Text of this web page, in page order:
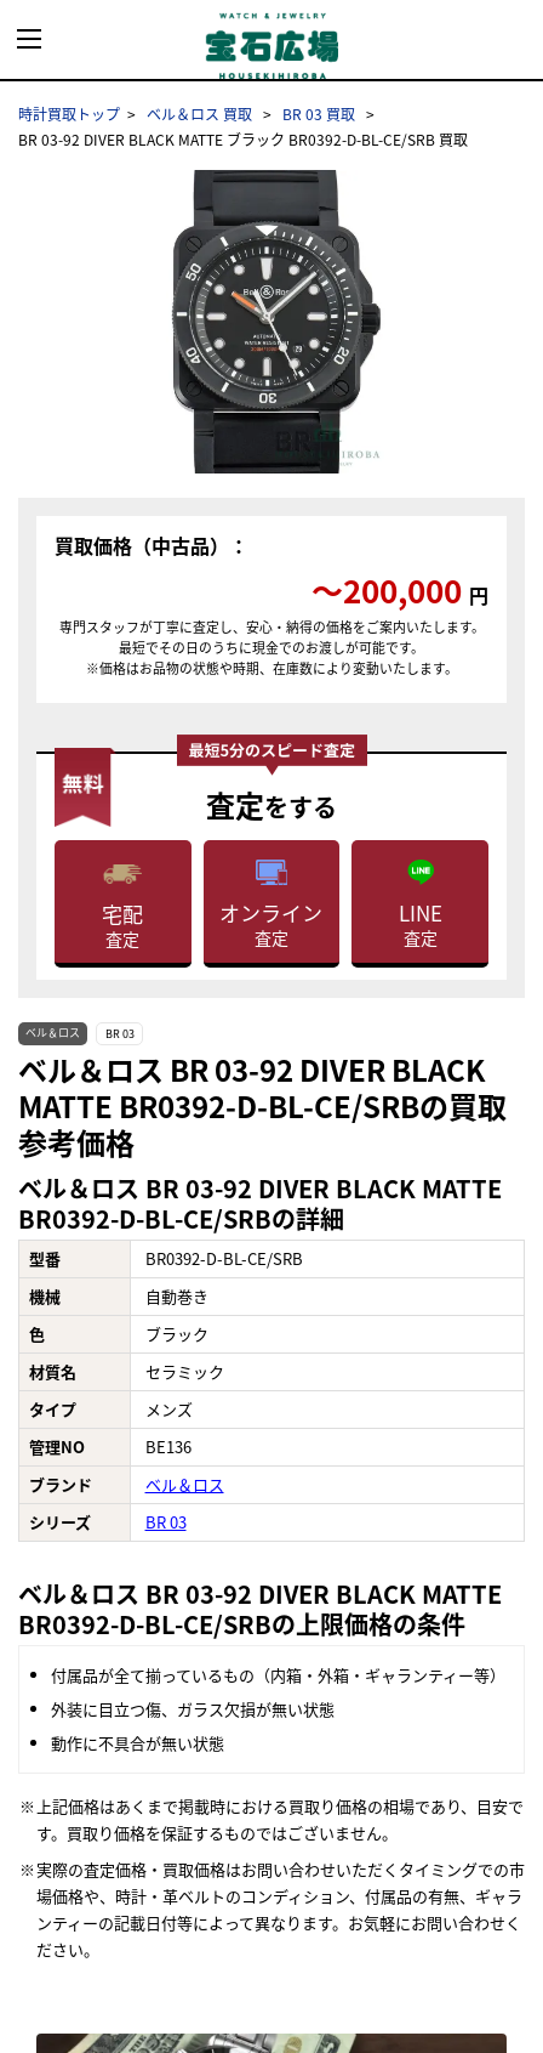
時計買取トップ ベル＆ロス 買取
BR 03 買取
BR 03-92 DIVER BLACK MATTE ブラック BR0392-D-BL-CE/SRB 買取
買取価格（中古品）：
〜200,000 円
専門スタッフが丁寧に査定し、安心・納得の価格をご案内いたします。
最短でその日のうちに現金でのお渡しが可能です。
※価格はお品物の状態や時期、在庫数により変動いたします。
査定をする
宅配
査定
オンライン
査定
LINE
査定
ベル＆ロス BR 03
ベル＆ロス BR 03-92 DIVER BLACK
MATTE BR0392-D-BL-CE/SRBの買取
参考価格
ベル＆ロス BR 03-92 DIVER BLACK MATTE
BR0392-D-BL-CE/SRBの詳細
型番
BR0392-D-BL-CE/SRB
機械
自動巻き
色
ブラック
材質名
セラミック
タイプ
メンズ
管理NO
BE136
ブランド
ベル＆ロス
シリーズ
BR 03
ベル＆ロス BR 03-92 DIVER BLACK MATTE
BR0392-D-BL-CE/SRBの上限価格の条件
付属品が全て揃っているもの（内箱・外箱・ギャランティー等）
外装に目立つ傷、ガラス欠損が無い状態
動作に不具合が無い状態
上記価格はあくまで掲載時における買取り価格の相場であり、目安で
す。買取り価格を保証するものではございません。
実際の査定価格・買取価格はお問い合わせいただくタイミングでの市
場価格や、時計・革ベルトのコンディション、付属品の有無、ギャラ
ンティーの記載日付等によって異なります。お気軽にお問い合わせく
ださい。